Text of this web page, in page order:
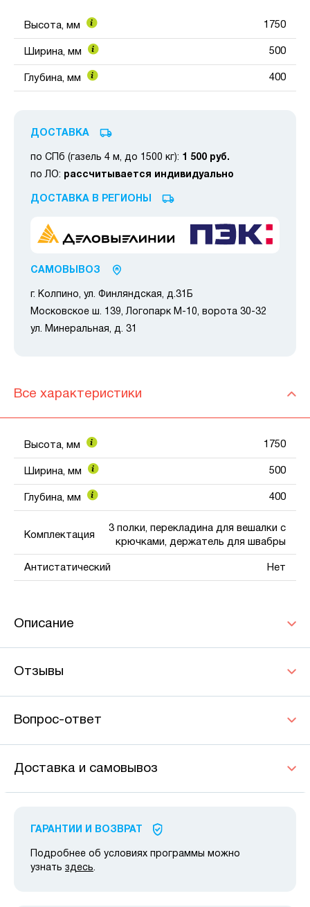
Высота, мм 1750
Ширина, мм 500
Глубина, мм 400
ДОСТАВКА
по СПб (газель 4 м, до 1500 кг): 1 500 руб.
по ЛО: рассчитывается индивидуально
ДОСТАВКА В РЕГИОНЫ
САМОВЫВОЗ
г. Колпино, ул. Финляндская, д.31Б
Московское ш. 139, Логопарк М-10, ворота 30-32
ул. Минеральная, д. 31
Все характеристики
Высота, мм 1750
Ширина, мм 500
Глубина, мм 400
Комплектация
3 полки, перекладина для вешалки с
крючками, держатель для швабры
Антистатический Нет
Описание
Отзывы
Вопрос-ответ
Доставка и самовывоз
ГАРАНТИИ И ВОЗВРАТ
Подробнее об условиях программы можно
узнать здесь.